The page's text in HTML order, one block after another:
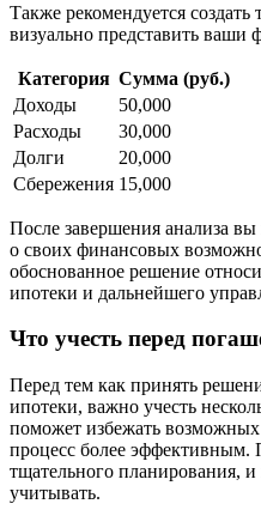
Также рекомендуется
визуально представить ваши
Категория Сумма (руб.)
Доходы
50,000
Расходы
30,000
Долги
20,000
Сбережения 15,000
После завершения анализа
о своих финансовых
обоснованное решение
ипотеки и дальнейшего
Что учесть перед
Перед тем как принять
ипотеки, важно учесть
поможет избежать
процесс более эффективным.
тщательного планирования,
учитывать.